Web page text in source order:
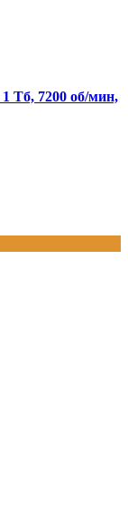
Тб, 7200 об/мин,